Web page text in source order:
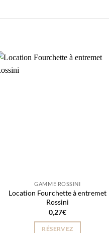
GAMME ROSSINI
Location Fourchette à entremet
Rossini
0,27€
RÉSERVEZ